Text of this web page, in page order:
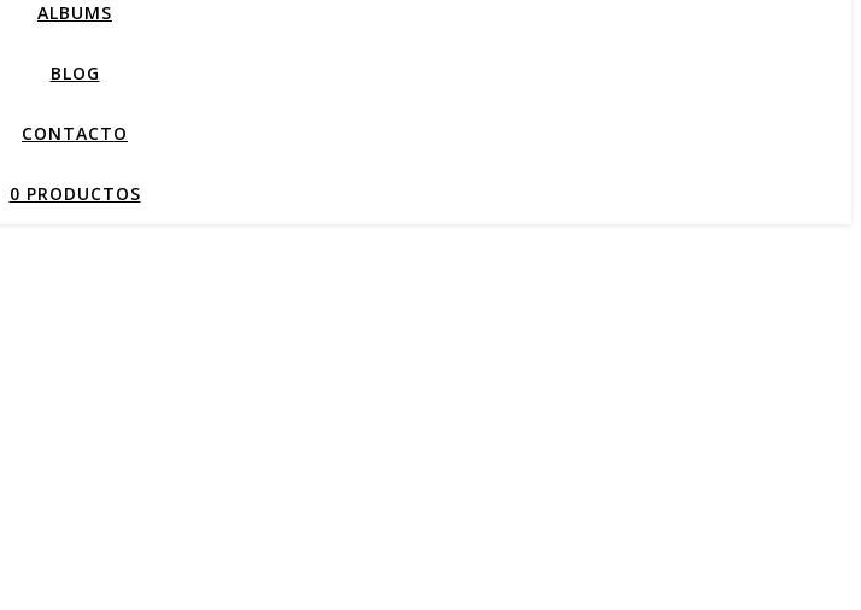
ALBUMS
BLOG
CONTACTO
0 PRODUCTOS